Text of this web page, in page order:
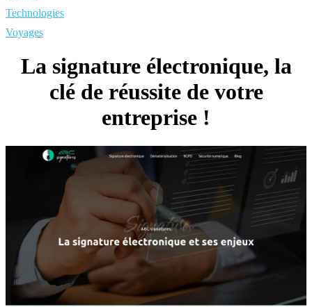
Technologies
Voyages
La signature électronique, la
clé de réussite de votre
entreprise !